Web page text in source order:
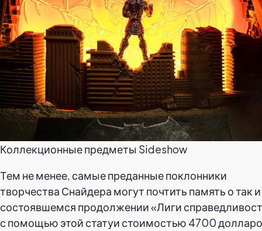
Коллекционные предметы Sideshow
Тем не менее, самые преданные поклонники
творчества Снайдера могут почтить память о так
состоявшемся продолжении «Лиги
с помощью этой статуи стоимостью 4700